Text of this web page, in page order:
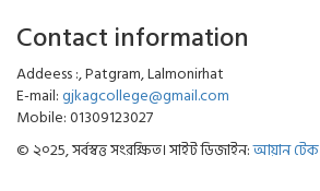
Contact information
Addeess :, Patgram, Lalmonirhat
E-mail:gjkagcollege@gmail.com
Mobile: 01309123027
© ২০25, সর্বস্বত্ত সংরক্ষিত। সাইট ডিজাইন:আয়ান টেক